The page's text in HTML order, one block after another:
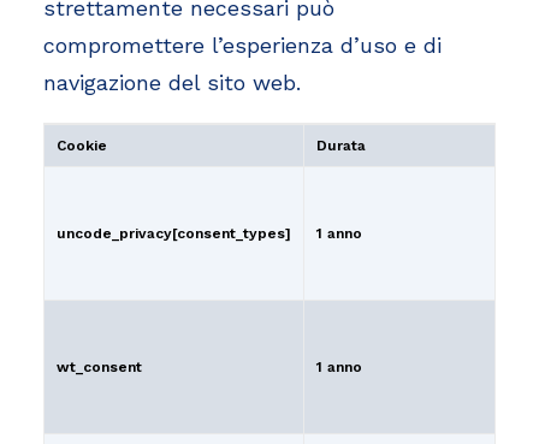
strettamente necessari può
compromettere l’esperienza d’uso e di
navigazione del sito web.
Cookie Durata
uncode_privacy[consent_types] 1 anno
wt_consent 1 anno